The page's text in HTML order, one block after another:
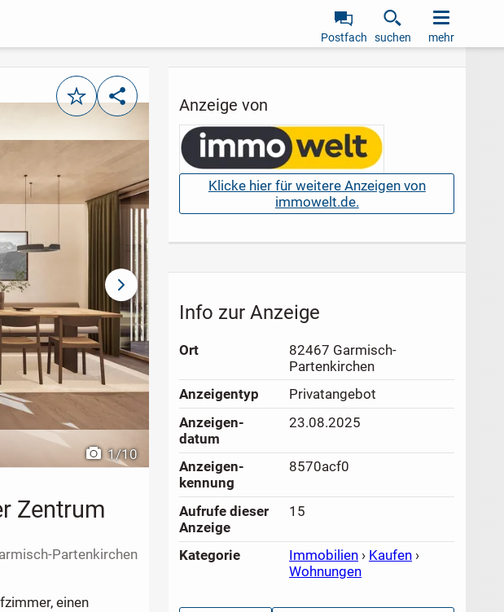
Postfach suchen mehr
MerkenTeilen
1/10
nächstes Bild
Zentrum
Partenkirchen
einen
Anzeige von
Klicke hier für weitere Anzeigen von
immowelt.de.
Info zur Anzeige
Ort
82467 Garmisch-
Partenkirchen
Anzeigen­typ
Privatangebot
Anzeigen­
datum
23.08.2025
Anzeigen­
kennung
8570acf0
Aufrufe dieser
Anzeige
15
Kategorie Immobilien › Kaufen ›
Wohnungen